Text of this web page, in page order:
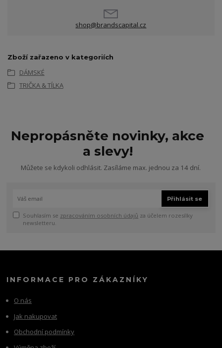
shop@brandscapital.cz
Zboží zařazeno v kategoriích
DÁMSKÉ
TRIČKA & TÍLKA
Nepropásněte novinky, akce
a slevy!
Můžete se kdykoli odhlásit. Zasíláme max. jednou za 14 dní.
Přihlásit se
Souhlasím se zpracováním osobních údajů za účelem rozesílky
newsletteru.
INFORMACE PRO ZÁKAZNÍKY
O nás
Jak nakupovat
Obchodní podmínky